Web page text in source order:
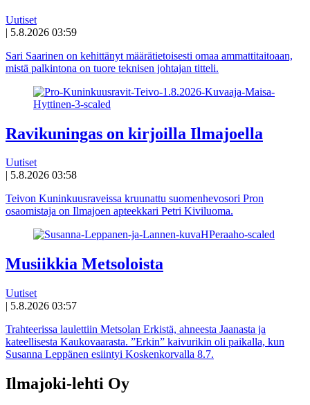
Uutiset
| 5.8.2026 03:59
Sari Saarinen on kehittänyt määrätietoisesti omaa ammattitaitoaan,
mistä palkintona on tuore teknisen johtajan titteli.
Ravikuningas on kirjoilla Ilmajoella
Uutiset
| 5.8.2026 03:58
Teivon Kuninkuusraveissa kruunattu suomenhevosori Pron
osaomistaja on Ilmajoen apteekkari Petri Kiviluoma.
Musiikkia Metsoloista
Uutiset
| 5.8.2026 03:57
Trahteerissa laulettiin Metsolan Erkistä, ahneesta Jaanasta ja
kateellisesta Kaukovaarasta. ”Erkin” kaivurikin oli paikalla, kun
Susanna Leppänen esiintyi Koskenkorvalla 8.7.
Ilmajoki-lehti Oy